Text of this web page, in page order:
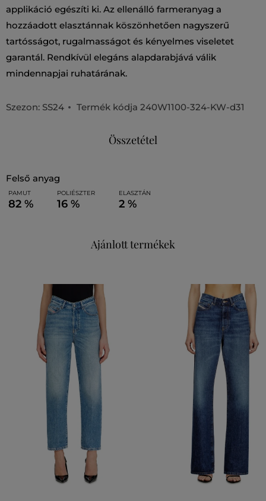
applikáció egészíti ki. Az ellenálló farmeranyag a
hozzáadott elasztánnak köszönhetően nagyszerű
tartósságot, rugalmasságot és kényelmes viseletet
garantál. Rendkívül elegáns alapdarabjává válik
mindennapjai ruhatárának.
Szezon: SS24 Termék kódja 240W1100-324-KW-d31
Összetétel
felső anyag
PAMUT
82 %
POLIÉSZTER
16 %
ELASZTÁN
2 %
Ajánlott termékek